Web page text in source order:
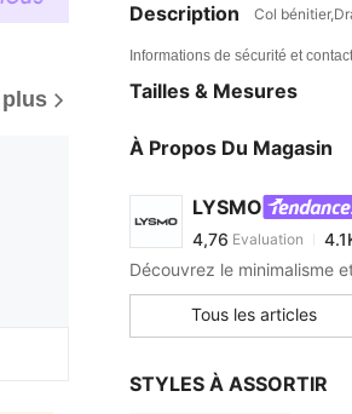
Description Col
Informations de sécurité et
Tailles & Mesures
À Propos Du Magasin
LYSMO
4,76
4,76
4.1K
Evaluation
G***aest en
4,76
4,76
4,76
4,76
Tous les articles
STYLES À ASSORTIR